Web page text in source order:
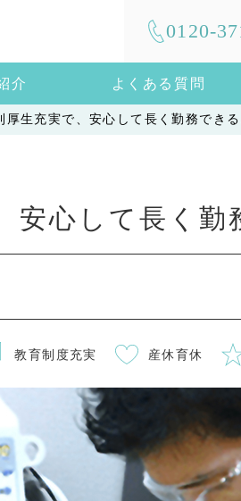
0120-
介 よくある質問
厚生充実で、安心して長く勤務できる
安心して長く勤
教育制度充実 産休育休